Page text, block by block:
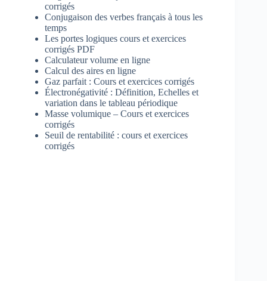
corrigés
Conjugaison des verbes français à tous les
temps
Les portes logiques cours et exercices
corrigés PDF
Calculateur volume en ligne
Calcul des aires en ligne
Gaz parfait : Cours et exercices corrigés
Électronégativité : Définition, Echelles et
variation dans le tableau périodique
Masse volumique – Cours et exercices
corrigés
Seuil de rentabilité : cours et exercices
corrigés